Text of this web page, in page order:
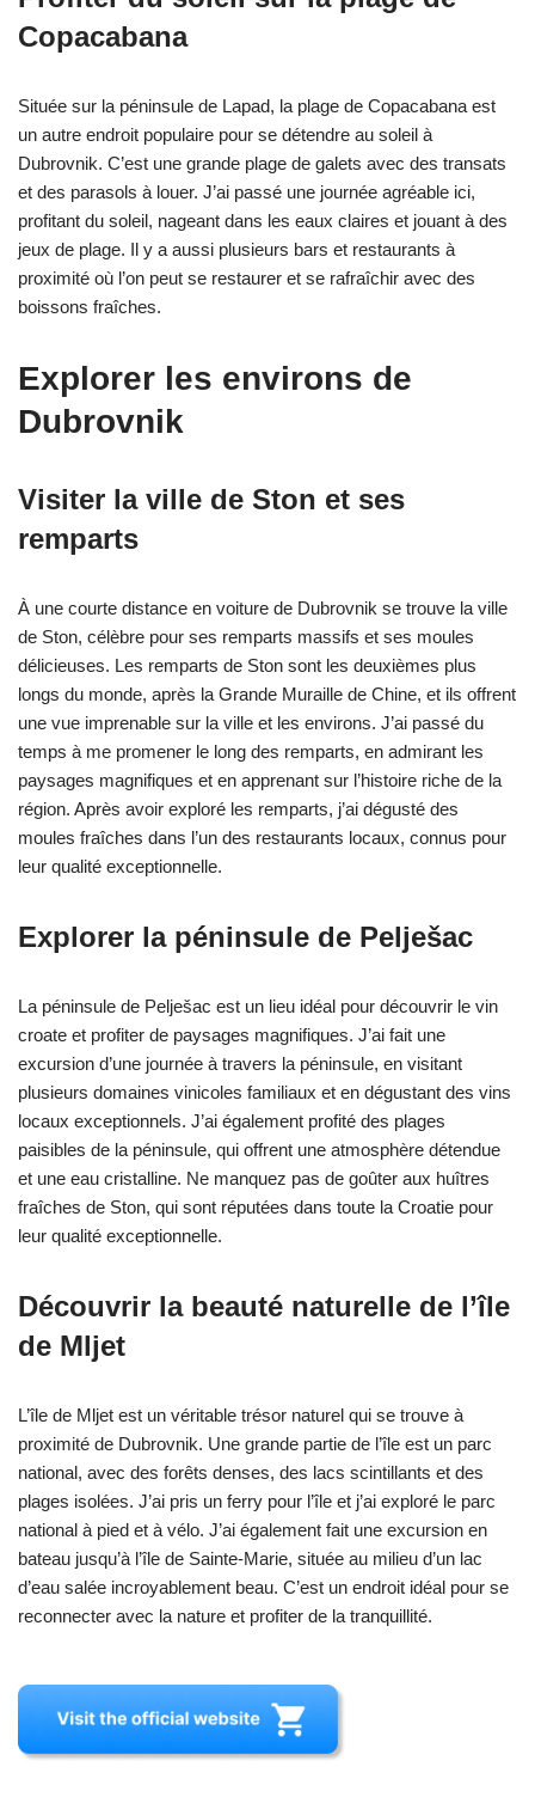
Copacabana
Située sur la péninsule de Lapad, la plage de Copacabana est
un autre endroit populaire pour se détendre au soleil à
Dubrovnik. C’est une grande plage de galets avec des transats
et des parasols à louer. J’ai passé une journée agréable ici,
profitant du soleil, nageant dans les eaux claires et jouant à des
jeux de plage. Il y a aussi plusieurs bars et restaurants à
proximité où l’on peut se restaurer et se rafraîchir avec des
boissons fraîches.
Explorer les environs de
Dubrovnik
Visiter la ville de Ston et ses
remparts
À une courte distance en voiture de Dubrovnik se trouve la ville
de Ston, célèbre pour ses remparts massifs et ses moules
délicieuses. Les remparts de Ston sont les deuxièmes plus
longs du monde, après la Grande Muraille de Chine, et ils offrent
une vue imprenable sur la ville et les environs. J’ai passé du
temps à me promener le long des remparts, en admirant les
paysages magnifiques et en apprenant sur l’histoire riche de la
région. Après avoir exploré les remparts, j’ai dégusté des
moules fraîches dans l’un des restaurants locaux, connus pour
leur qualité exceptionnelle.
Explorer la péninsule de Pelješac
La péninsule de Pelješac est un lieu idéal pour découvrir le vin
croate et profiter de paysages magnifiques. J’ai fait une
excursion d’une journée à travers la péninsule, en visitant
plusieurs domaines vinicoles familiaux et en dégustant des vins
locaux exceptionnels. J’ai également profité des plages
paisibles de la péninsule, qui offrent une atmosphère détendue
et une eau cristalline. Ne manquez pas de goûter aux huîtres
fraîches de Ston, qui sont réputées dans toute la Croatie pour
leur qualité exceptionnelle.
Découvrir la beauté naturelle de l’île
de Mljet
L’île de Mljet est un véritable trésor naturel qui se trouve à
proximité de Dubrovnik. Une grande partie de l’île est un parc
national, avec des forêts denses, des lacs scintillants et des
plages isolées. J’ai pris un ferry pour l’île et j’ai exploré le parc
national à pied et à vélo. J’ai également fait une excursion en
bateau jusqu’à l’île de Sainte-Marie, située au milieu d’un lac
d’eau salée incroyablement beau. C’est un endroit idéal pour se
reconnecter avec la nature et profiter de la tranquillité.